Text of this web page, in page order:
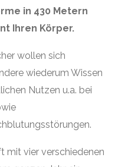
in 430 Metern
Ihren Körper.
wollen sich
wiederum Wissen
Nutzen u.a. bei
mit vier verschiedenen